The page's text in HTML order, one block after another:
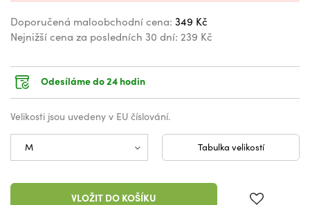
Doporučená maloobchodní cena: 349 Kč
Nejnižší cena za posledních 30 dní: 239 Kč
Odesíláme do 24 hodin
Velikosti jsou uvedeny v EU číslování.
Tabulka velikostí
VLOŽIT DO KOŠÍKU